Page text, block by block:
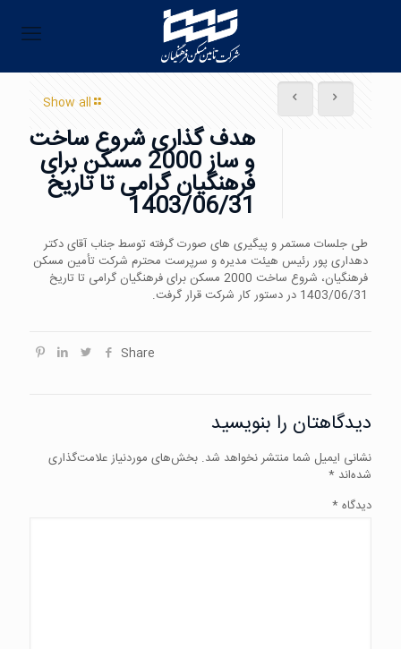
Show all
هدف گذاری شروع ساخت
و ساز 2000 مسکن برای
فرهنگیان گرامی تا تاریخ
1403/06/31
طی جلسات مستمر و پیگیری های صورت گرفته توسط جناب آقای دکتر
دهداری پور رئیس هیئت مدیره و سرپرست محترم شرکت تأمین مسکن
فرهنگیان، شروع ساخت 2000 مسکن برای فرهنگیان گرامی تا تاریخ
1403/06/31 در دستور کار شرکت قرار گرفت.
Share
دیدگاهتان را بنویسید
نشانی ایمیل شما منتشر نخواهد شد. بخش‌های موردنیاز علامت‌گذاری
شده‌اند *
دیدگاه*